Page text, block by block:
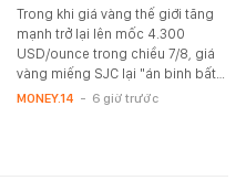
Trong khi giá vàng thế giới tăng
mạnh trở lại lên mốc 4.300
USD/ounce trong chiều 7/8, giá
vàng miếng SJC lại "án binh bất…
MONEY.14 - 6 giờ trước